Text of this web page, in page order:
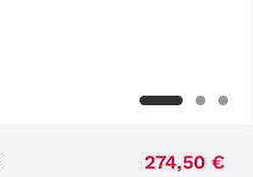
274,50 €